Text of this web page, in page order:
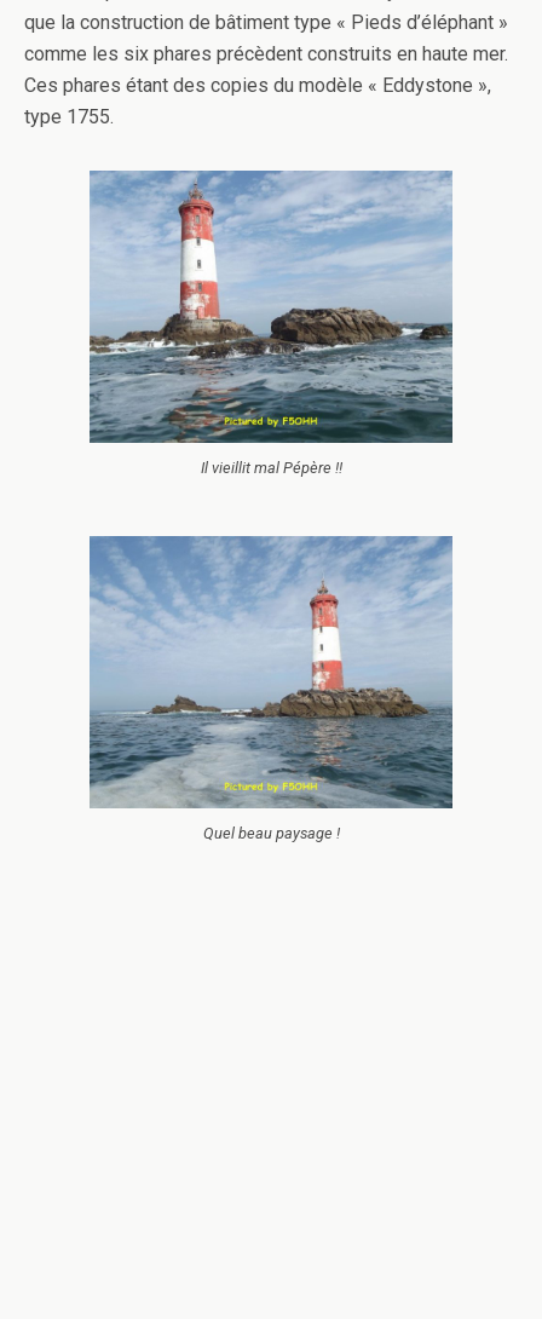
que la construction de bâtiment type « Pieds d’éléphant »
comme les six phares précèdent construits en haute mer.
Ces phares étant des copies du modèle « Eddystone »,
type 1755.
Il vieillit mal Pépère !!
Quel beau paysage !